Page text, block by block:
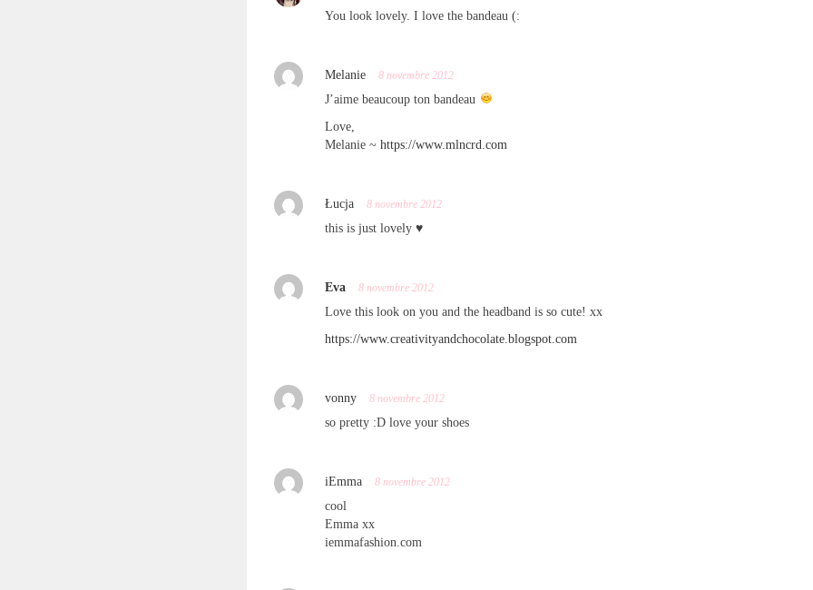
You look lovely. I love the bandeau (:
Melanie 8 novembre 2012
J’aime beaucoup ton bandeau
Love,
Melanie ~ https://www.mlncrd.com
Łucja 8 novembre 2012
this is just lovely ♥
Eva 8 novembre 2012
Love this look on you and the headband is so cute! xx
https://www.creativityandchocolate.blogspot.com
vonny 8 novembre 2012
so pretty :D love your shoes
iEmma 8 novembre 2012
cool
Emma xx
iemmafashion.com